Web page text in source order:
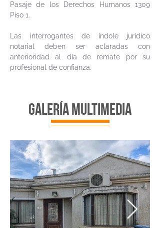
Pasaje de los Derechos Humanos 1309
Piso 1.
Las interrogantes de índole jurídico
notarial deben ser aclaradas con
anterioridad al día de remate por su
profesional de confianza.
galería multimedia